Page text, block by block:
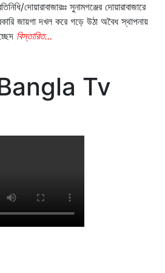
দোয়ারাবাজারঃঃ সুনামগঞ্জের দোয়ারাবাজারে
জায়গা দখল করে গড়ে উঠা অবৈধ স্থাপনায়
বিস্তারিত...
Tv